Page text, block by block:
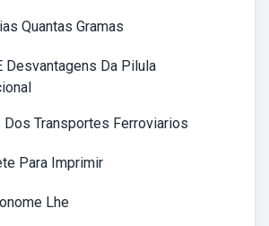
Quantas Gramas
Desvantagens Da Pilula
Dos Transportes Ferroviarios
Para Imprimir
Lhe